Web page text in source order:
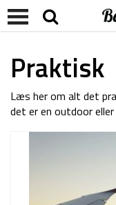
Praktisk
Læs her om alt det
det er en outdoor eller